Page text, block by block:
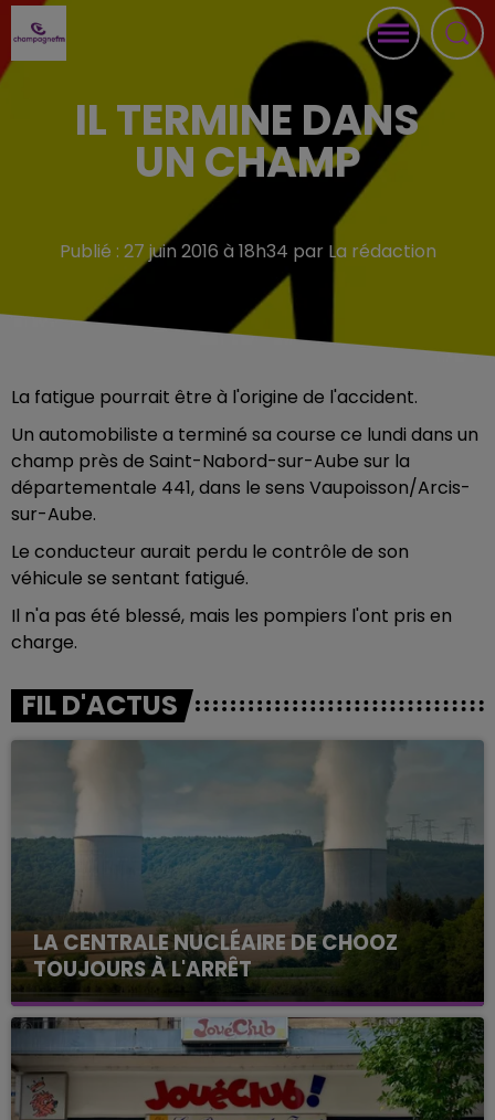
IL TERMINE DANS
UN CHAMP
Publié : 27 juin 2016 à 18h34 par La rédaction
La fatigue pourrait être à l'origine de l'accident.
Un automobiliste a terminé sa course ce lundi dans un
champ près de Saint-Nabord-sur-Aube sur la
départementale 441, dans le sens Vaupoisson/Arcis-
sur-Aube.
Le conducteur aurait perdu le contrôle de son
véhicule se sentant fatigué.
Il n'a pas été blessé, mais les pompiers l'ont pris en
charge.
FIL D'ACTUS
LA CENTRALE NUCLÉAIRE DE CHOOZ
TOUJOURS À L'ARRÊT
Cela fait déjà une semaine que la centrale
nucléaire ardennaise est à l'arrêt. Une situation
justifiée par la sécheresse intense qui est toujours
présente.